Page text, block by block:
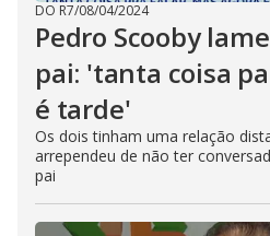
DO R7/08/04/2024
Pedro Scooby
pai: 'tanta coisa
é tarde'
Os dois tinham uma relação
arrependeu de não ter
pai